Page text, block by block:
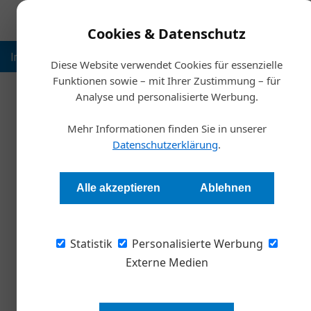
Cookies & Datenschutz
Diese Website verwendet Cookies für essenzielle
Funktionen sowie – mit Ihrer Zustimmung – für
Analyse und personalisierte Werbung.
Mehr Informationen finden Sie in unserer
Datenschutzerklärung.
Alle akzeptieren Ablehnen
Statistik
Personalisierte Werbung
Externe Medien
Inspiration